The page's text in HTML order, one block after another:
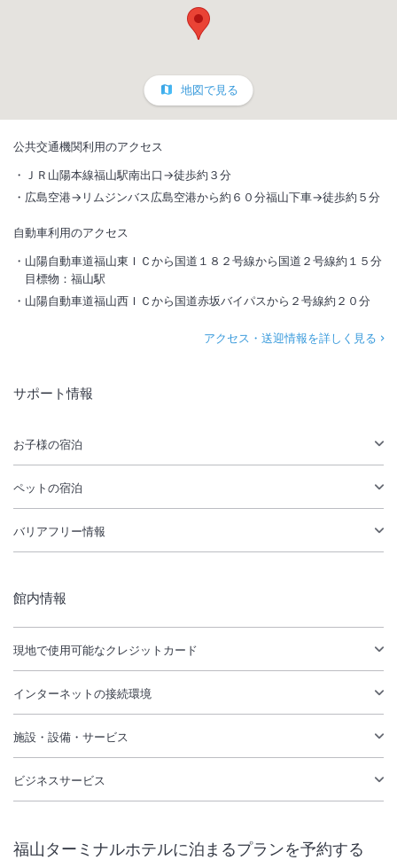
地図で見る
公共交通機関利用のアクセス
ＪＲ山陽本線福山駅南出口→徒歩約３分
広島空港→リムジンバス広島空港から約６０分福山下車→徒歩約５分
自動車利用のアクセス
山陽自動車道福山東ＩＣから国道１８２号線から国道２号線約１５分
目標物：福山駅
山陽自動車道福山西ＩＣから国道赤坂バイパスから２号線約２０分
アクセス・送迎情報を詳しく見る
サポート情報
お子様の宿泊
ペットの宿泊
バリアフリー情報
館内情報
現地で使用可能なクレジットカード
インターネットの接続環境
施設・設備・サービス
ビジネスサービス
福山ターミナルホテルに泊まるプランを予約する